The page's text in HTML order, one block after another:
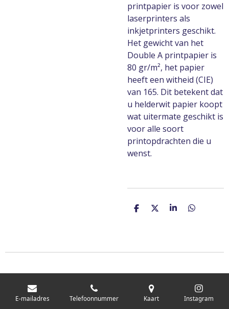
printpapier is voor zowel
laserprinters als
inkjetprinters geschikt.
Het gewicht van het
Double A printpapier is
80 gr/m², het papier
heeft een witheid (CIE)
van 165. Dit betekent dat
u helderwit papier koopt
wat uitermate geschikt is
voor alle soort
printopdrachten die u
wenst.
D
D
S
D
E-mailadres Telefoonnummer Kaart Instagram